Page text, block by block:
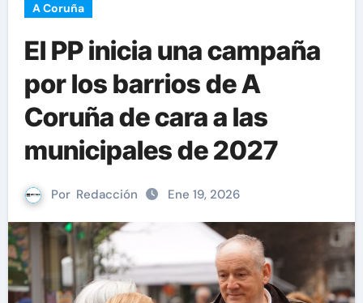
A Coruña
El PP inicia una campaña
por los barrios de A
Coruña de cara a las
municipales de 2027
Por Redacción Ene 19, 2026